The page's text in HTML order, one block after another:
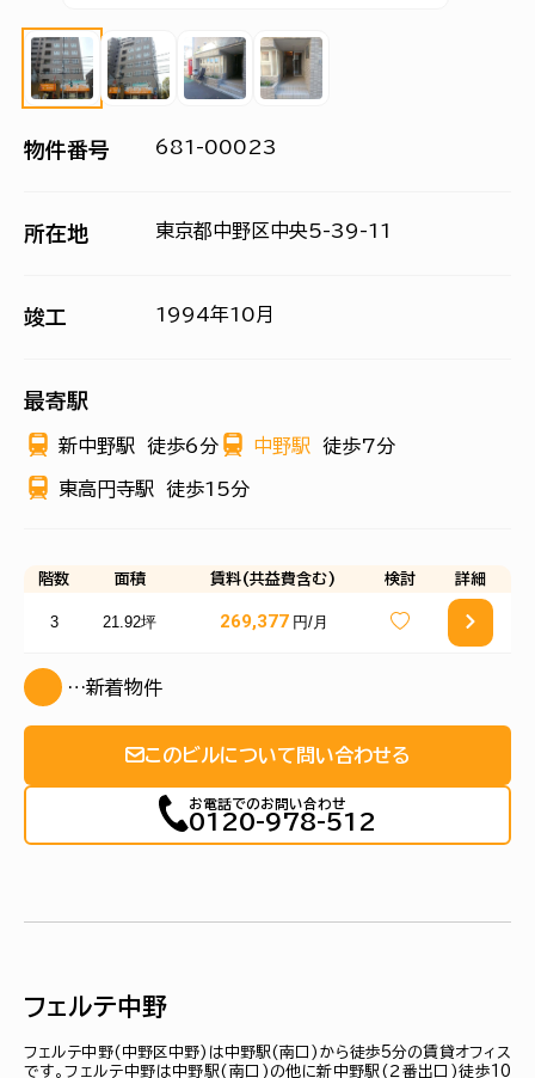
物件番号 681-00023
所在地 東京都中野区中央5-39-11
竣工 1994年10月
最寄駅
新中野駅 徒歩6分 中野駅 徒歩7分
東高円寺駅 徒歩15分
階数 面積 賃料(共益費含む) 検討 詳細
3 21.92坪 269,377 円/月
…新着物件
このビルについて問い合わせる
お電話でのお問い合わせ
0120-978-512
フェルテ中野
フェルテ中野(中野区中野)は中野駅(南口)から徒歩5分の賃貸オフィス
です。フェルテ中野は中野駅(南口)の他に新中野駅(２番出口)徒歩10